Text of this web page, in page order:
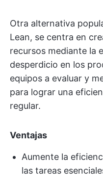
Otra alternativa
Lean, se centra en
recursos mediante la
desperdicio en los
equipos a evaluar y
para lograr una
regular.
Ventajas
Aumente la
las tareas